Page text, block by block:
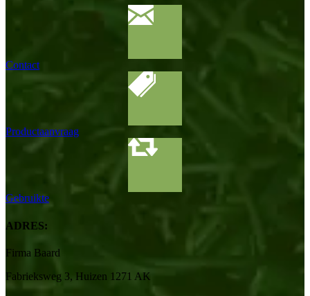
Contact
Productaanvraag
Gebruikte
ADRES:
Firma Baard
Fabrieksweg 3, Huizen 1271 AK